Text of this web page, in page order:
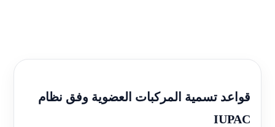
قواعد تسمية المركبات العضوية وفق نظام
IUPAC